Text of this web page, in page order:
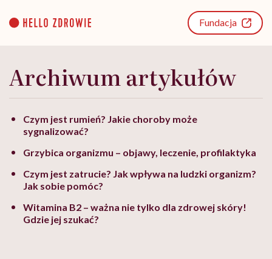
content
Fundacja
Archiwum artykułów
Czym jest rumień? Jakie choroby może
sygnalizować?
Grzybica organizmu – objawy, leczenie, profilaktyka
Czym jest zatrucie? Jak wpływa na ludzki organizm?
Jak sobie pomóc?
Witamina B2 – ważna nie tylko dla zdrowej skóry!
Gdzie jej szukać?